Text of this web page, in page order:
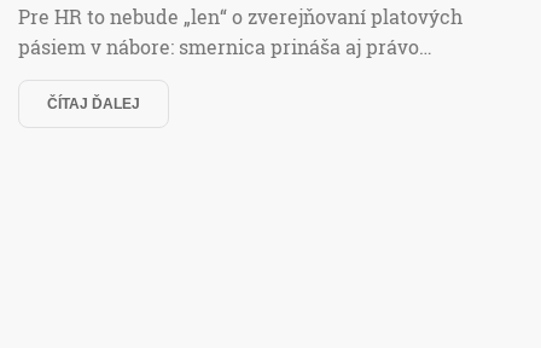
Pre HR to nebude „len“ o zverejňovaní platových
pásiem v nábore: smernica prináša aj právo…
ČÍTAJ ĎALEJ